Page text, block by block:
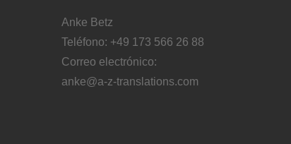
Anke Betz
Teléfono: +49 173 566 26 88
Correo electrónico:
anke@a-z-translations.com